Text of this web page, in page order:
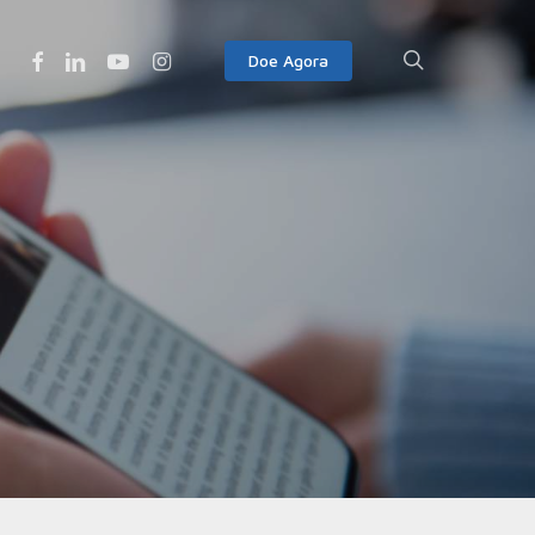
Doe Agora
FacebookLinkedinYoutubeInstagram